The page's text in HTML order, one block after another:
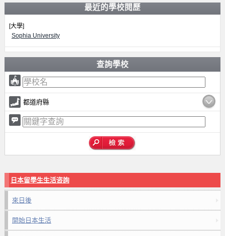
最近的學校閱歷
[大學]
Sophia University
查詢學校
都道府縣
日本留學生生活咨詢
來日後
開始日本生活